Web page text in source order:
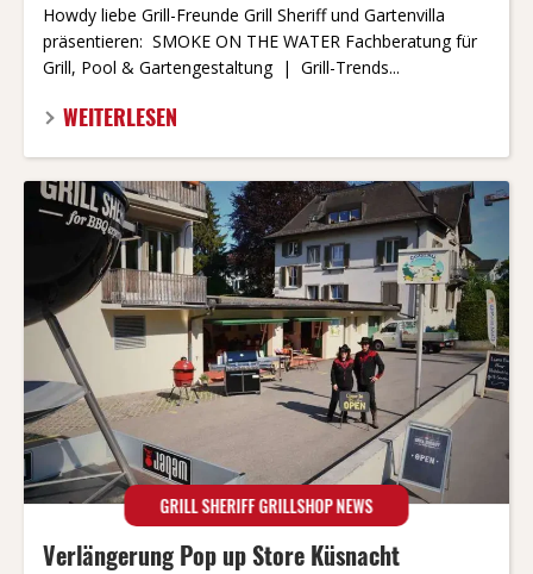
Howdy liebe Grill-Freunde Grill Sheriff und Gartenvilla
präsentieren: SMOKE ON THE WATER Fachberatung für
Grill, Pool & Gartengestaltung | Grill-Trends...
WEITERLESEN
GRILL SHERIFF GRILLSHOP NEWS
Verlängerung Pop up Store Küsnacht